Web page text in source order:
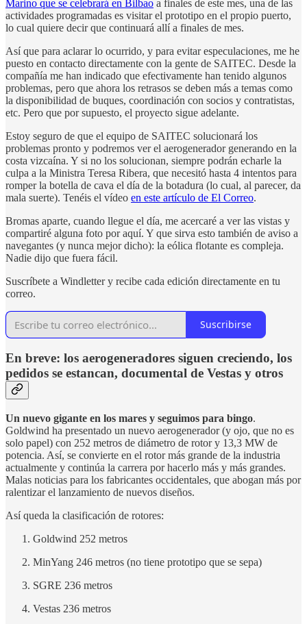
Marino que se celebrará en Bilbao a finales de este mes, una de las
actividades programadas es visitar el prototipo en el propio puerto,
lo cual quiere decir que continuará allí a finales de mes.
Así que para aclarar lo ocurrido, y para evitar especulaciones, me he
puesto en contacto directamente con la gente de SAITEC. Desde la
compañía me han indicado que efectivamente han tenido algunos
problemas, pero que ahora los retrasos se deben más a temas como
la disponibilidad de buques, coordinación con socios y contratistas,
etc. Pero que por supuesto, el proyecto sigue adelante.
Estoy seguro de que el equipo de SAITEC solucionará los
problemas pronto y podremos ver el aerogenerador generando en la
costa vizcaína. Y si no los solucionan, siempre podrán echarle la
culpa a la Ministra Teresa Ribera, que necesitó hasta 4 intentos para
romper la botella de cava el día de la botadura (lo cual, al parecer, da
mala suerte). Tenéis el vídeo en este artículo de El Correo.
Bromas aparte, cuando llegue el día, me acercaré a ver las vistas y
compartiré alguna foto por aquí. Y que sirva esto también de aviso a
navegantes (y nunca mejor dicho): la eólica flotante es compleja.
Nadie dijo que fuera fácil.
Suscríbete a Windletter y recibe cada edición directamente en tu
correo.
Suscribirse
En breve: los aerogeneradores siguen creciendo, los
pedidos se estancan, documental de Vestas y otros
Un nuevo gigante en los mares y seguimos para bingo.
Goldwind ha presentado un nuevo aerogenerador (y ojo, que no es
solo papel) con 252 metros de diámetro de rotor y 13,3 MW de
potencia. Así, se convierte en el rotor más grande de la industria
actualmente y continúa la carrera por hacerlo más y más grandes.
Malas noticias para los fabricantes occidentales, que abogan más por
ralentizar el lanzamiento de nuevos diseños.
Así queda la clasificación de rotores:
Goldwind 252 metros
MinYang 246 metros (no tiene prototipo que se sepa)
SGRE 236 metros
Vestas 236 metros